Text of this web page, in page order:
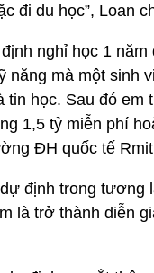
đi du học”, Loan
nghỉ học 1 năm
năng mà một sinh
tin học. Sau đó em
1,5 tỷ miễn phí
ĐH quốc tế
định trong tương
là trở thành diễn